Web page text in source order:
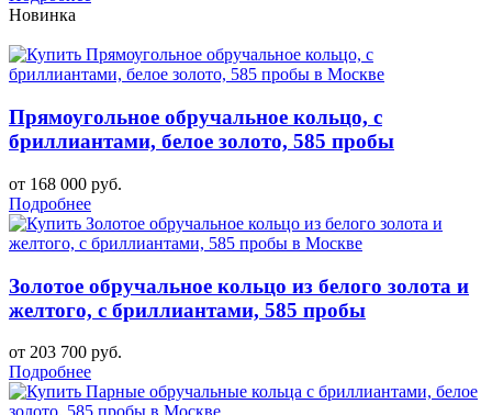
Новинка
Прямоугольное обручальное кольцо, с
бриллиантами, белое золото, 585 пробы
от 168 000 руб.
Подробнее
Золотое обручальное кольцо из белого золота и
желтого, с бриллиантами, 585 пробы
от 203 700 руб.
Подробнее